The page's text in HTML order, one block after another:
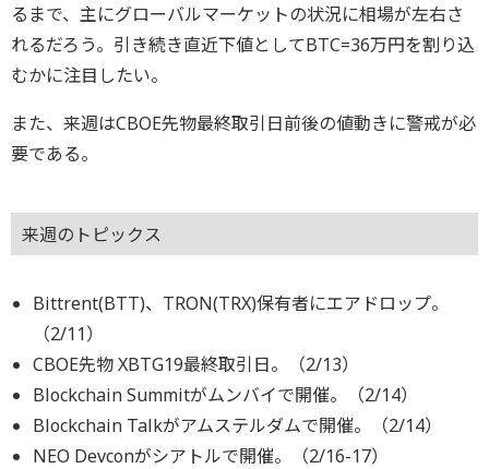
るまで、主にグローバルマーケットの状況に相場が左右さ
れるだろう。引き続き直近下値としてBTC=36万円を割り込
むかに注目したい。
また、来週はCBOE先物最終取引日前後の値動きに警戒が必
要である。
来週のトピックス
Bittrent(BTT)、TRON(TRX)保有者にエアドロップ。
（2/11）
CBOE先物 XBTG19最終取引日。（2/13）
Blockchain Summitがムンバイで開催。（2/14）
Blockchain Talkがアムステルダムで開催。（2/14）
NEO Devconがシアトルで開催。（2/16-17）